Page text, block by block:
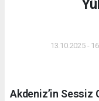
13.10.2025 -
Akdeniz’in Sessiz